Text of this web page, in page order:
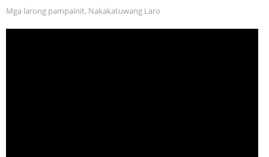
Mga larong pampainit, Nakakatuwang Laro